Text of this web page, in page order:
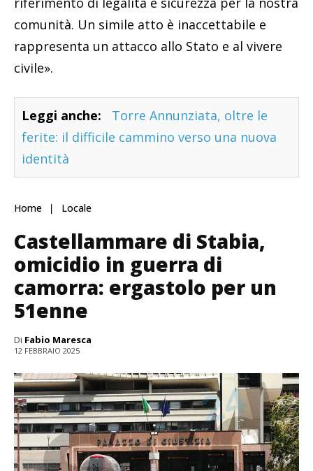
comunità. Un simile atto è inaccettabile e
rappresenta un attacco allo Stato e al vivere
civile».
Leggi anche:
Torre Annunziata, oltre le
ferite: il difficile cammino verso una nuova
identità
Home Locale
Castellammare di Stabia,
omicidio in guerra di
camorra: ergastolo per un
51enne
Di Fabio Maresca
12 FEBBRAIO 2025